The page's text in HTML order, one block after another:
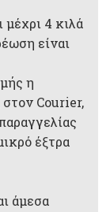
4 κιλά
είναι
η
Courier,
έξτρα
άμεσα